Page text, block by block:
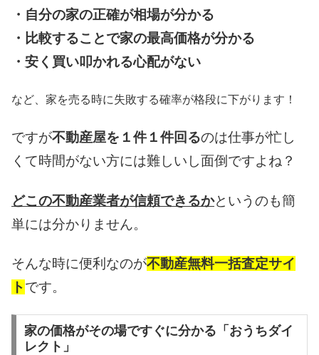
・自分の家の正確が相場が分かる
・比較することで家の最高価格が分かる
・安く買い叩かれる心配がない
など、家を売る時に失敗する確率が格段に下がります！
ですが不動産屋を１件１件回るのは仕事が忙し
くて時間がない方には難しいし面倒ですよね？
どこの不動産業者が信頼できるかというのも簡
単には分かりません。
そんな時に便利なのが不動産無料一括査定サイ
トです。
家の価格がその場ですぐに分かる「おうちダイ
レクト」